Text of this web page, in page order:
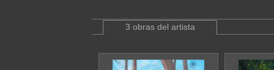
3 obras del artista